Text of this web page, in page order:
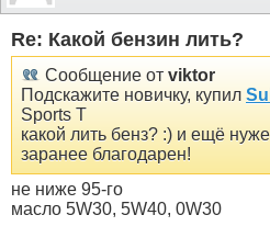
Re: Какой бензин лить?
Сообщение от viktor
Подскажите новичку, купил
Sports T
какой лить бенз? :) и ещё
заранее благодарен!
не ниже 95-го
масло 5W30, 5W40, 0W30